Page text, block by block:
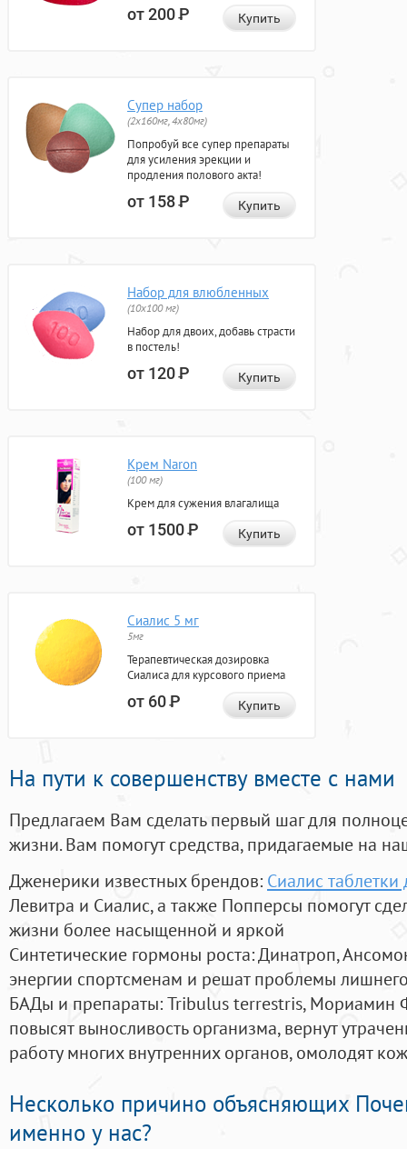
от 200Р Купить
Супер набор
(2х160мг, 4х80мг)
Попробуй все супер препараты
для усиления эрекции и
продления полового акта!
от 158Р Купить
Набор для влюбленных
(10х100 мг)
Набор для двоих, добавь страсти
в постель!
от 120Р Купить
Крем Naron
(100 мг)
Крем для сужения влагалища
от 1500Р Купить
Сиалис 5 мг
5мг
Терапевтическая дозировка
Сиалиса для курсового приема
от 60Р Купить
На пути к совершенству вместе с нами
Предлагаем Вам сделать первый шаг для
жизни. Вам помогут средства, придагаемые на
Дженерики известных брендов: Сиалис
Левитра и Сиалис, а также Попперсы помогут
жизни более насыщенной и яркой
Синтетические гормоны роста: Динатроп,
энергии спортсменам и решат проблемы
БАДы и препараты:Tribulus terrestris, Мориамин
повысят выносливость организма, вернут
работу многих внутренних органов, омолодят
Несколько причино объясняющих
именно у нас?